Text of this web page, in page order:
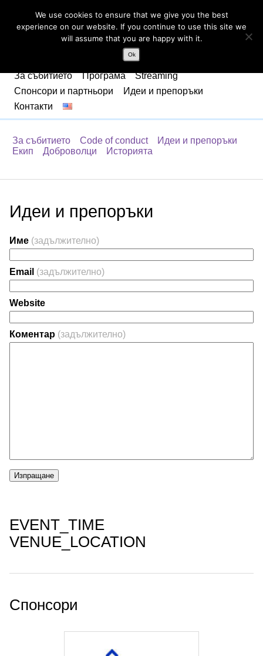
За събитието Програма
Streaming
Спонсори и партньори
Идеи и препоръки
Контакти
За събитието Code of conduct
Идеи и препоръки
Екип
Доброволци Историята
Идеи и препоръки
Име (задължително)
Email (задължително)
Website
Коментар (задължително)
Изпращане
EVENT_TIME
VENUE_LOCATION
Спонсори
We use cookies to ensure that we give you the best
experience on our website. If you continue to use this site we
will assume that you are happy with it.
Ok